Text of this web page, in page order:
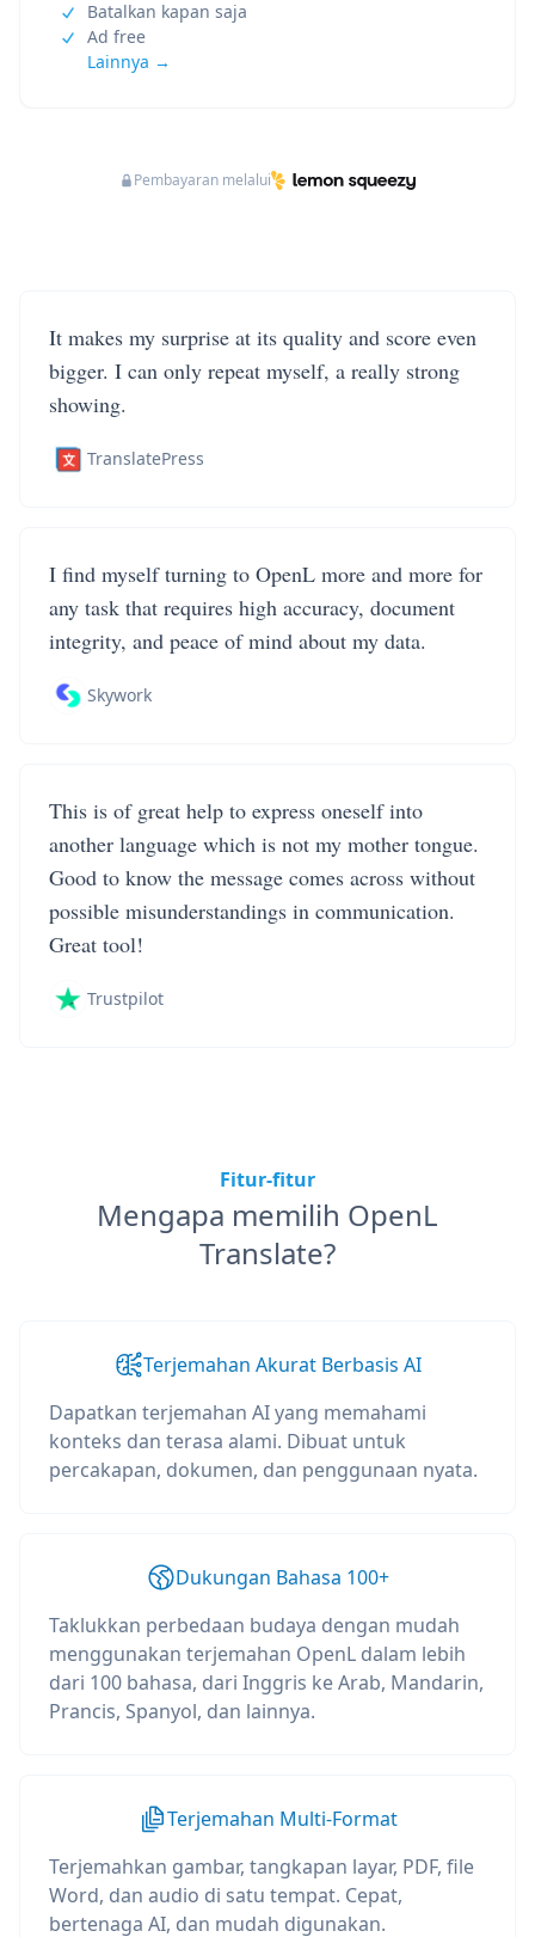
Batalkan kapan saja
Ad free
Lainnya →
Pembayaran melalui
It makes my surprise at its quality and score even
bigger. I can only repeat myself, a really strong
showing.
TranslatePress
I find myself turning to OpenL more and more for
any task that requires high accuracy, document
integrity, and peace of mind about my data.
Skywork
This is of great help to express oneself into
another language which is not my mother tongue.
Good to know the message comes across without
possible misunderstandings in communication.
Great tool!
Trustpilot
Fitur-fitur
Mengapa memilih OpenL
Translate?
Terjemahan Akurat Berbasis AI
Dapatkan terjemahan AI yang memahami
konteks dan terasa alami. Dibuat untuk
percakapan, dokumen, dan penggunaan nyata.
Dukungan Bahasa 100+
Taklukkan perbedaan budaya dengan mudah
menggunakan terjemahan OpenL dalam lebih
dari 100 bahasa, dari Inggris ke Arab, Mandarin,
Prancis, Spanyol, dan lainnya.
Terjemahan Multi-Format
Terjemahkan gambar, tangkapan layar, PDF, file
Word, dan audio di satu tempat. Cepat,
bertenaga AI, dan mudah digunakan.